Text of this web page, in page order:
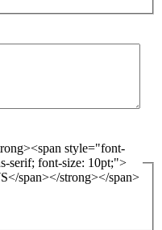
style="font-
serif; font-size: 10pt;">
span></strong></span>